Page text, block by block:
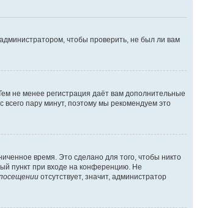
чтобы проверить, не был ли вам
не менее регистрация даёт вам дополнительные
пару минут, поэтому мы рекомендуем это
время. Это сделано для того, чтобы никто
пункт при входе на конференцию. Не
отсутствует, значит, администратор